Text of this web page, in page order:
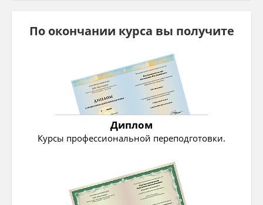
По окончании курса вы получите
Диплом
Курсы профессиональной переподготовки.